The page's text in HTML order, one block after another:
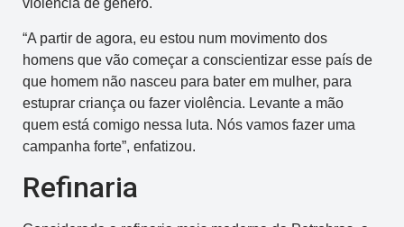
violência de gênero.
“A partir de agora, eu estou num movimento dos
homens que vão começar a conscientizar esse país de
que homem não nasceu para bater em mulher, para
estuprar criança ou fazer violência. Levante a mão
quem está comigo nessa luta. Nós vamos fazer uma
campanha forte”, enfatizou.
Refinaria